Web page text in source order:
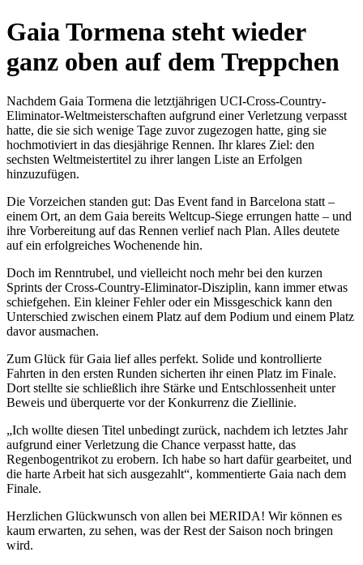
Gaia Tormena steht wieder
ganz oben auf dem Treppchen
Nachdem Gaia Tormena die letztjährigen UCI-Cross-Country-
Eliminator-Weltmeisterschaften aufgrund einer Verletzung verpasst
hatte, die sie sich wenige Tage zuvor zugezogen hatte, ging sie
hochmotiviert in das diesjährige Rennen. Ihr klares Ziel: den
sechsten Weltmeistertitel zu ihrer langen Liste an Erfolgen
hinzuzufügen.
Die Vorzeichen standen gut: Das Event fand in Barcelona statt –
einem Ort, an dem Gaia bereits Weltcup-Siege errungen hatte – und
ihre Vorbereitung auf das Rennen verlief nach Plan. Alles deutete
auf ein erfolgreiches Wochenende hin.
Doch im Renntrubel, und vielleicht noch mehr bei den kurzen
Sprints der Cross-Country-Eliminator-Disziplin, kann immer etwas
schiefgehen. Ein kleiner Fehler oder ein Missgeschick kann den
Unterschied zwischen einem Platz auf dem Podium und einem Platz
davor ausmachen.
Zum Glück für Gaia lief alles perfekt. Solide und kontrollierte
Fahrten in den ersten Runden sicherten ihr einen Platz im Finale.
Dort stellte sie schließlich ihre Stärke und Entschlossenheit unter
Beweis und überquerte vor der Konkurrenz die Ziellinie.
„Ich wollte diesen Titel unbedingt zurück, nachdem ich letztes Jahr
aufgrund einer Verletzung die Chance verpasst hatte, das
Regenbogentrikot zu erobern. Ich habe so hart dafür gearbeitet, und
die harte Arbeit hat sich ausgezahlt“, kommentierte Gaia nach dem
Finale.
Herzlichen Glückwunsch von allen bei MERIDA! Wir können es
kaum erwarten, zu sehen, was der Rest der Saison noch bringen
wird.